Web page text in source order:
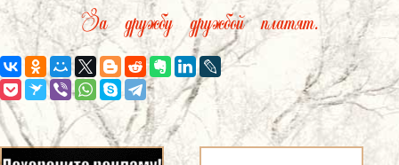
За дружбу дружбой платят.